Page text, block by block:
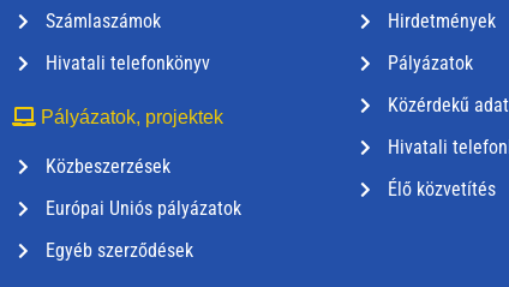
Számlaszámok
Hivatali telefonkönyv
Pályázatok, projektek
Közbeszerzések
Európai Uniós pályázatok
Egyéb szerződések
Hirdetmények
Pályázatok
Közérdekű
Hivatali
Élő közvetítés